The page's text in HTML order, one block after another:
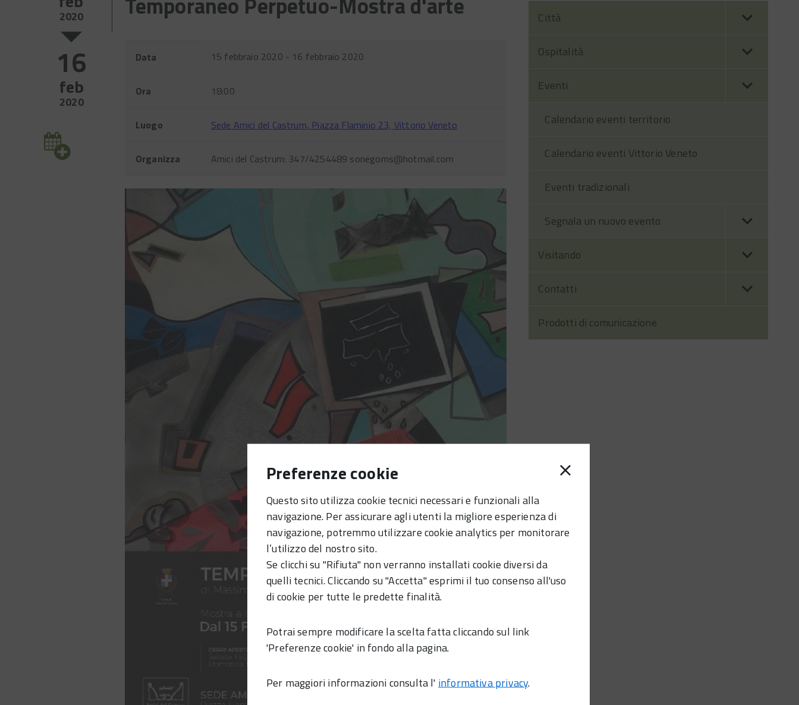
Preferenze cookie
Questo sito utilizza cookie tecnici necessari e funzionali alla
navigazione. Per assicurare agli utenti la migliore esperienza di
navigazione, potremmo utilizzare cookie analytics per monitorare
l’utilizzo del nostro sito.
Se clicchi su "Rifiuta" non verranno installati cookie diversi da
quelli tecnici. Cliccando su "Accetta" esprimi il tuo consenso all'uso
di cookie per tutte le predette finalità.
Potrai sempre modificare la scelta fatta cliccando sul link
'Preferenze cookie' in fondo alla pagina.
Per maggiori informazioni consulta l' informativa privacy.
2020
16
feb
2020
Evento
Nome Valore
Data 15 febbraio 2020 - 16 febbraio 2020
Ora 18:00
Luogo Sede Amici del Castrum, Piazza Flaminio 23, Vittorio Veneto
Organizza Amici del Castrum: 347/4254489 sonegoms@hotmail.com
Città
Ospitalità
Eventi
Calendario eventi territorio
Calendario eventi Vittorio Veneto
Eventi tradizionali
Segnala un nuovo evento
Visitando
Contatti
Prodotti di comunicazione